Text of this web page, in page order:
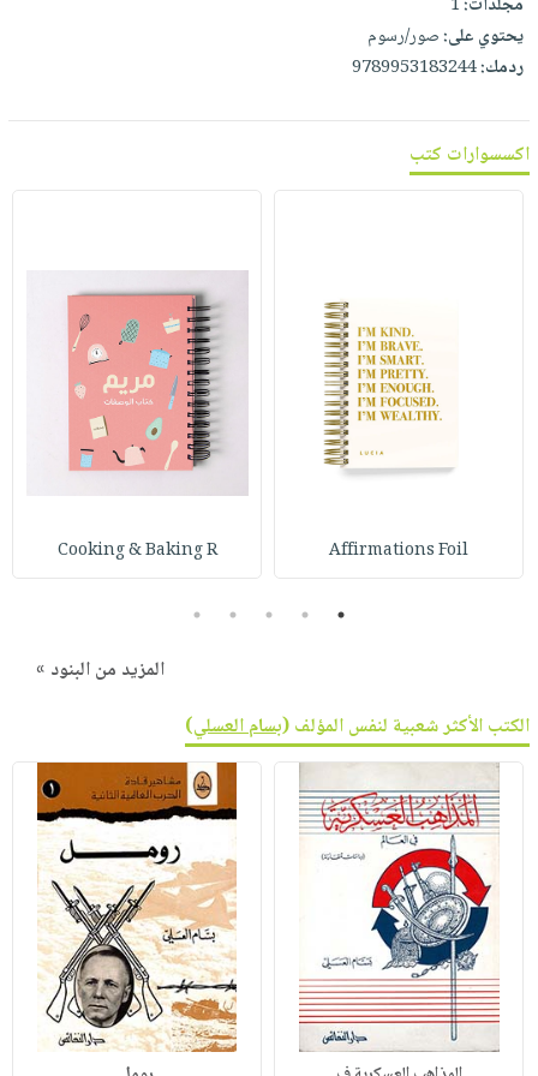
يحتوي على:صور/رسوم
ردمك:9789953183244
اكسسوارات كتب
Affirmations Foil
Cooking & Baking R
1
2
3
4
5
المزيد من البنود »
الكتب الأكثر شعبية لنفس المؤلف (بسام العسلي)